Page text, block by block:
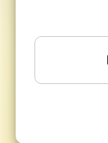
l’amitié